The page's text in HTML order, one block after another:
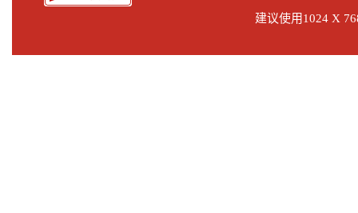
建议使用1024 X